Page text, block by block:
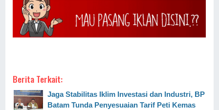
Berita Terkait:
Jaga Stabilitas Iklim Investasi dan Industri, BP
Batam Tunda Penyesuaian Tarif Peti Kemas